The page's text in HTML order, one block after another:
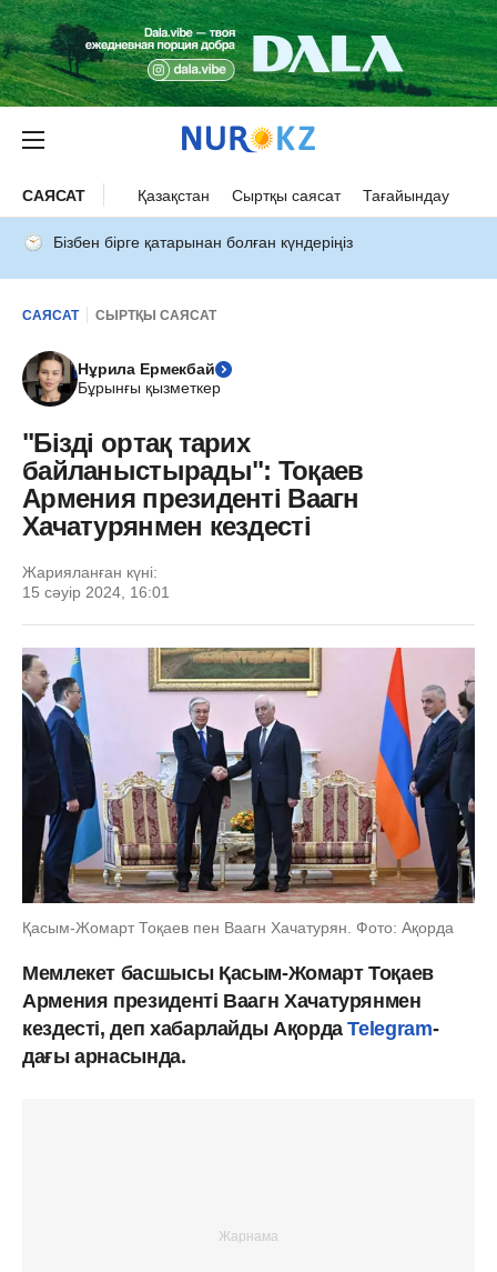
САЯСАТ Қазақстан Сыртқы саясат Тағайындау
Бізбен бірге қатарынан болған күндеріңіз
САЯСАТ СЫРТҚЫ САЯСАТ
Нұрила Ермекбай
Бұрынғы қызметкер
"Бізді ортақ тарих
байланыстырады": Тоқаев
Армения президенті Ваагн
Хачатурянмен кездесті
Жарияланған күні:
15 сәуір 2024, 16:01
Қасым-Жомарт Тоқаев пен Ваагн Хачатурян. Фото: Ақорда
Мемлекет басшысы Қасым-Жомарт Тоқаев
Армения президенті Ваагн Хачатурянмен
кездесті, деп хабарлайды АқордаTelegram-
дағы арнасында.